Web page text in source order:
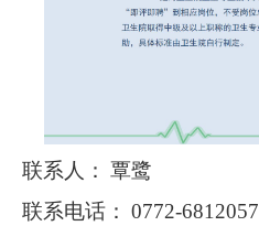
联系 人： 覃鹭
联系电话： 0772-6812057